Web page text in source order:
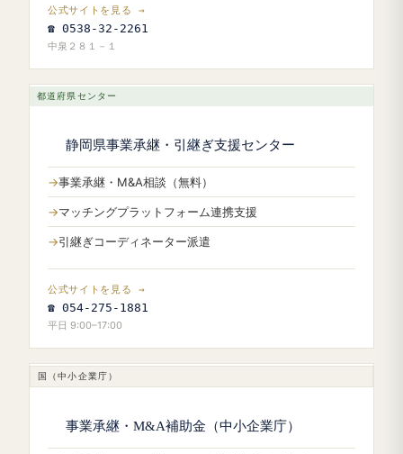
公式サイトを見る →
☎ 0538-32-2261
中泉２８１－１
都道府県センター
静岡県事業承継・引継ぎ支援センター
事業承継・M&A相談（無料）
マッチングプラットフォーム連携支援
引継ぎコーディネーター派遣
公式サイトを見る →
☎ 054-275-1881
平日 9:00–17:00
国（中小企業庁）
事業承継・M&A補助金（中小企業庁）